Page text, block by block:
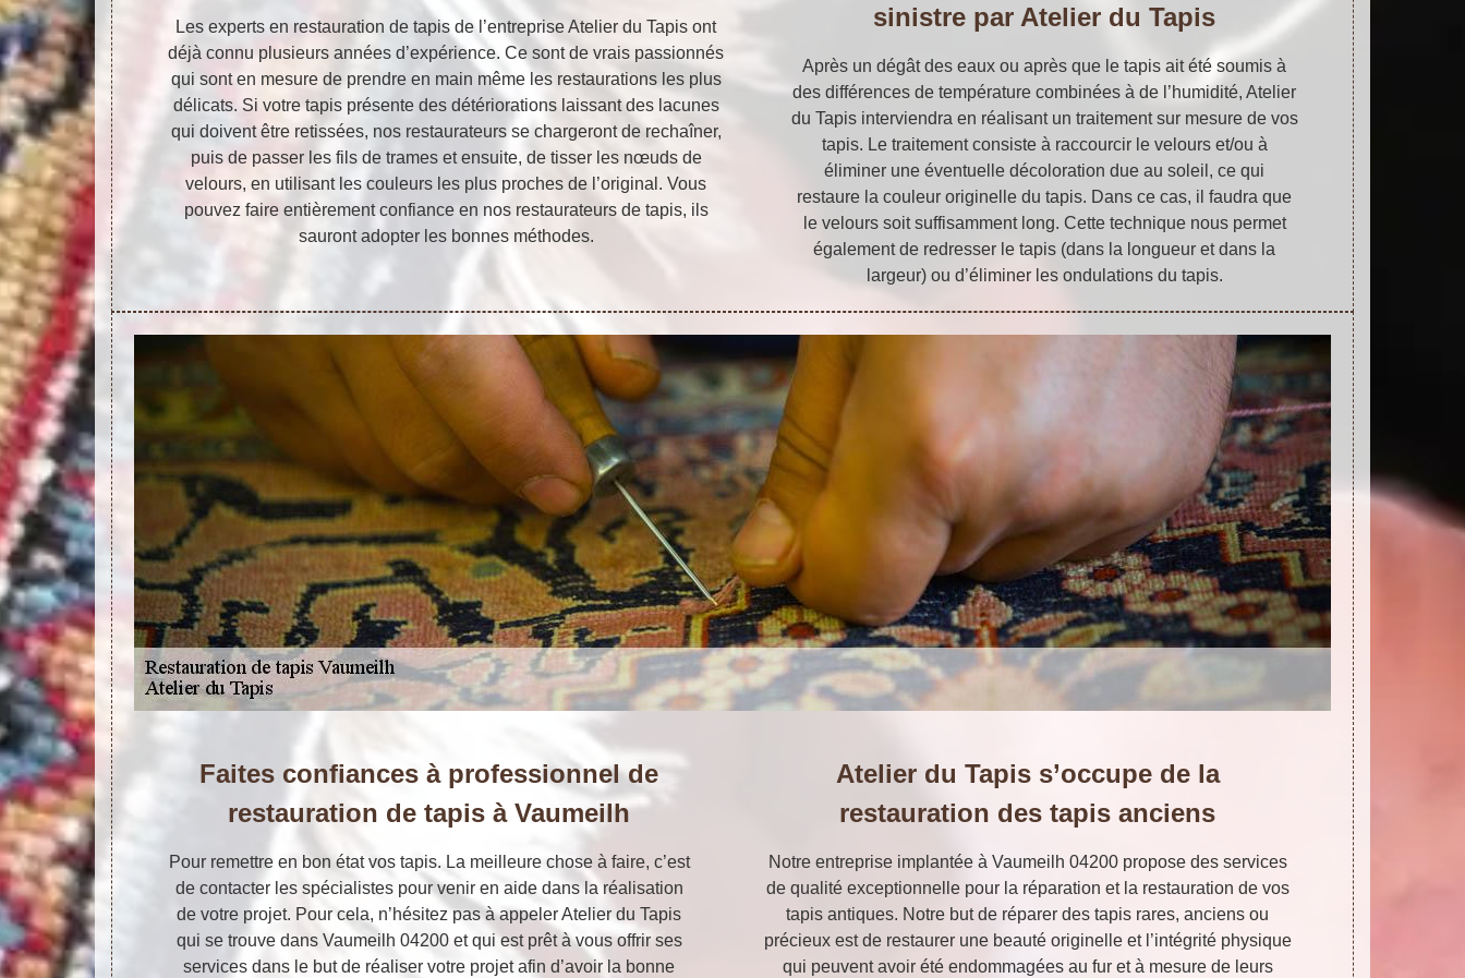
Les experts en restauration de tapis de l’entreprise Atelier du Tapis ont
déjà connu plusieurs années d’expérience. Ce sont de vrais passionnés
qui sont en mesure de prendre en main même les restaurations les plus
délicats. Si votre tapis présente des détériorations laissant des lacunes
qui doivent être retissées, nos restaurateurs se chargeront de rechaîner,
puis de passer les fils de trames et ensuite, de tisser les nœuds de
velours, en utilisant les couleurs les plus proches de l’original. Vous
pouvez faire entièrement confiance en nos restaurateurs de tapis, ils
sauront adopter les bonnes méthodes.
sinistre par Atelier du Tapis
Après un dégât des eaux ou après que le tapis ait été soumis à
des différences de température combinées à de l’humidité, Atelier
du Tapis interviendra en réalisant un traitement sur mesure de vos
tapis. Le traitement consiste à raccourcir le velours et/ou à
éliminer une éventuelle décoloration due au soleil, ce qui
restaure la couleur originelle du tapis. Dans ce cas, il faudra que
le velours soit suffisamment long. Cette technique nous permet
également de redresser le tapis (dans la longueur et dans la
largeur) ou d’éliminer les ondulations du tapis.
Faites confiances à professionnel de
restauration de tapis à Vaumeilh
Pour remettre en bon état vos tapis. La meilleure chose à faire, c’est
de contacter les spécialistes pour venir en aide dans la réalisation
de votre projet. Pour cela, n’hésitez pas à appeler Atelier du Tapis
qui se trouve dans Vaumeilh 04200 et qui est prêt à vous offrir ses
services dans le but de réaliser votre projet afin d’avoir la bonne
Atelier du Tapis s’occupe de la
restauration des tapis anciens
Notre entreprise implantée à Vaumeilh 04200 propose des services
de qualité exceptionnelle pour la réparation et la restauration de vos
tapis antiques. Notre but de réparer des tapis rares, anciens ou
précieux est de restaurer une beauté originelle et l’intégrité physique
qui peuvent avoir été endommagées au fur et à mesure de leurs